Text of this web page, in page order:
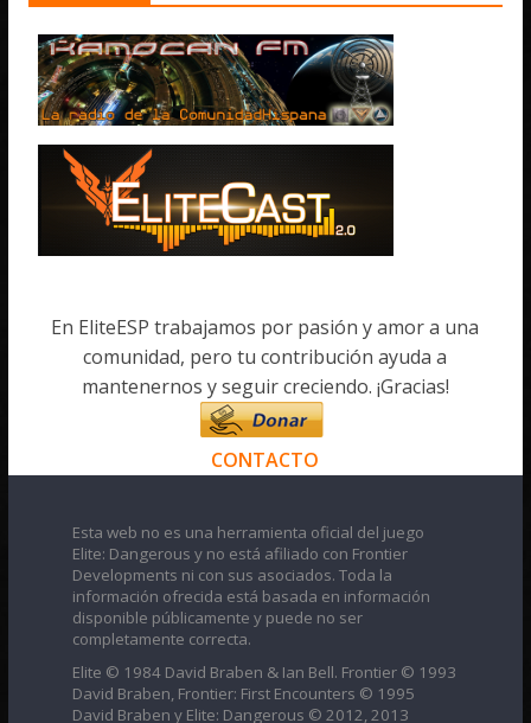
En EliteESP trabajamos por pasión y amor a una
comunidad, pero tu contribución ayuda a
mantenernos y seguir creciendo. ¡Gracias!
CONTACTO
Esta web no es una herramienta oficial del juego
Elite: Dangerous y no está afiliado con Frontier
Developments ni con sus asociados. Toda la
información ofrecida está basada en información
disponible públicamente y puede no ser
completamente correcta.
Elite © 1984 David Braben & Ian Bell. Frontier © 1993
David Braben, Frontier: First Encounters © 1995
David Braben y Elite: Dangerous © 2012, 2013